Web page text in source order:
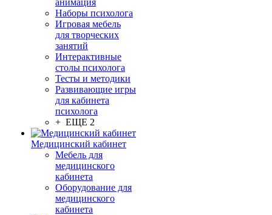
анимация
Наборы психолога
Игровая мебель
для творческих
занятий
Интерактивные
столы психолога
Тесты и методики
Развивающие игры
для кабинета
психолога
+ ЕЩЕ 2
Медицинский кабинет
Мебель для
медицинского
кабинета
Оборудование для
медицинского
кабинета